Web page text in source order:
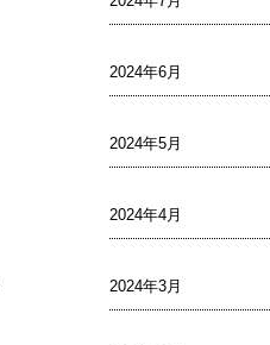
2024年6月
2024年5月
2024年4月
2024年3月